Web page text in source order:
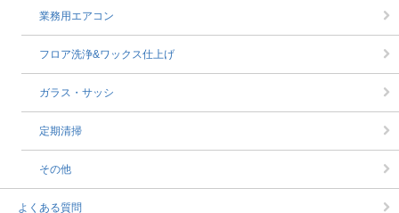
業務用エアコン
フロア洗浄&ワックス仕上げ
ガラス・サッシ
定期清掃
その他
よくある質問